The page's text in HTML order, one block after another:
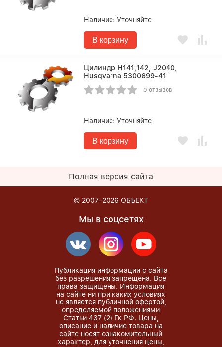
Наличие:Уточняйте
В корзину
Цилиндр Н141,142, J2040,
Husqvarna 5300699-41
0 отзывов
Наличие:Уточняйте
В корзину
Полная версия сайта
© 2007-2026 ОБЪЕКТ
Мы в соцсетях
Публикация информации с сайта
без разрешения запрещена. Все
права защищены. Информация
на сайте ни при каких условиях
не является публичной офертой,
определяемой положениями
Статьи 437 (2) Гк РФ. Цены,
описание и наличие товара на
сайте носят ознакомительный
характер, для уточнения цены,